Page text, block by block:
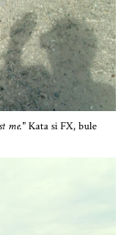
me."Kata si FX, bule